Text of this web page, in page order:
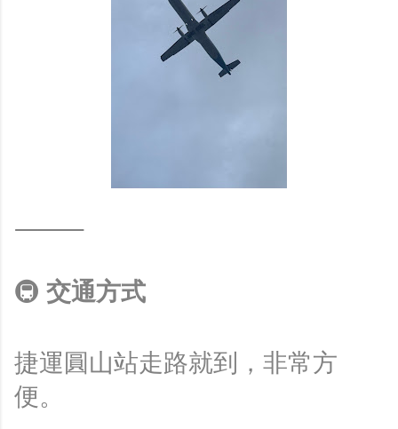
⸻
🚇 交通方式
捷運圓山站走路就到，非常方
便。